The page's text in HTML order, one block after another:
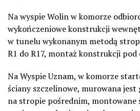
Na wyspie Wolin w komorze
wykończeniowe konstrukcji
w tunelu wykonanym metodą
R1 do R17, montaż konstrukcji pod
Na Wyspie Uznam, w komorze
ściany szczelinowe, murowana jest
na stropie pośrednim,